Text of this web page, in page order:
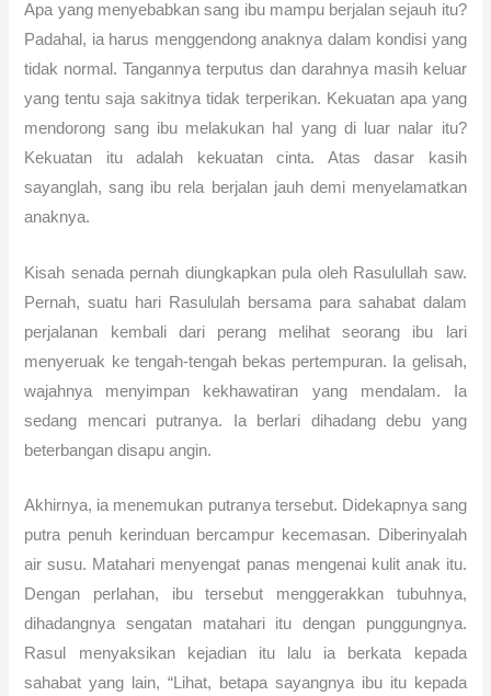
Apa yang menyebabkan sang ibu mampu berjalan sejauh itu?
Padahal, ia harus menggendong anaknya dalam kondisi yang
tidak normal. Tangannya terputus dan darahnya masih keluar
yang tentu saja sakitnya tidak terperikan. Kekuatan apa yang
mendorong sang ibu melakukan hal yang di luar nalar itu?
Kekuatan itu adalah kekuatan cinta. Atas dasar kasih
sayanglah, sang ibu rela berjalan jauh demi menyelamatkan
anaknya.
Kisah senada pernah diungkapkan pula oleh Rasulullah saw.
Pernah, suatu hari Rasululah bersama para sahabat dalam
perjalanan kembali dari perang melihat seorang ibu lari
menyeruak ke tengah-tengah bekas pertempuran. Ia gelisah,
wajahnya menyimpan kekhawatiran yang mendalam. Ia
sedang mencari putranya. Ia berlari dihadang debu yang
beterbangan disapu angin.
Akhirnya, ia menemukan putranya tersebut. Didekapnya sang
putra penuh kerinduan bercampur kecemasan. Diberinyalah
air susu. Matahari menyengat panas mengenai kulit anak itu.
Dengan perlahan, ibu tersebut menggerakkan tubuhnya,
dihadangnya sengatan matahari itu dengan punggungnya.
Rasul menyaksikan kejadian itu lalu ia berkata kepada
sahabat yang lain, “Lihat, betapa sayangnya ibu itu kepada